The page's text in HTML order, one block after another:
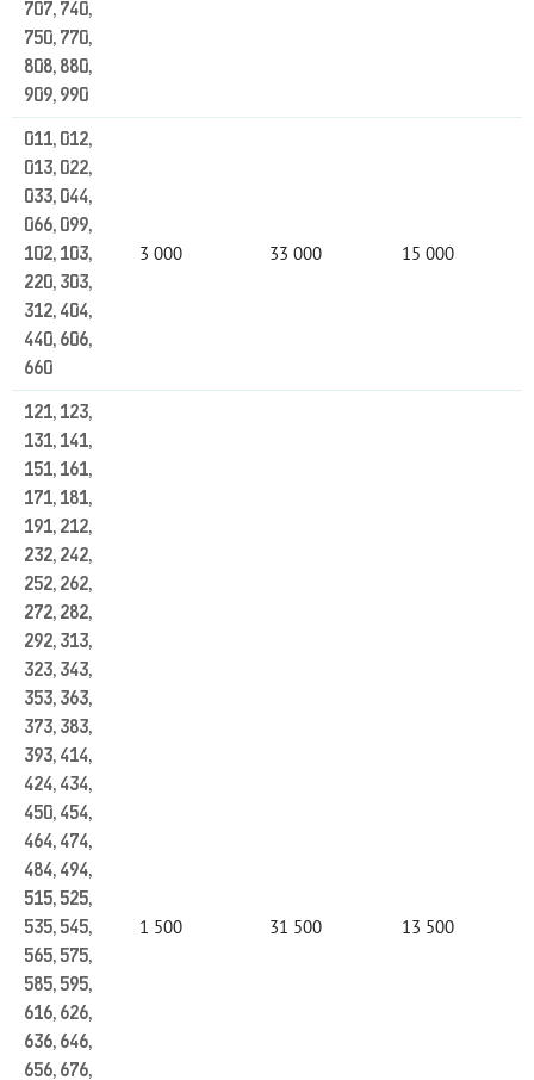
707, 740,
750, 770,
808, 880,
909, 990
011, 012,
013, 022,
033, 044,
066, 099,
102, 103,
220, 303,
312, 404,
440, 606,
660
3 000 33 000 15 000
121, 123,
131, 141,
151, 161,
171, 181,
191, 212,
232, 242,
252, 262,
272, 282,
292, 313,
323, 343,
353, 363,
373, 383,
393, 414,
424, 434,
450, 454,
464, 474,
484, 494,
515, 525,
535, 545,
565, 575,
585, 595,
616, 626,
636, 646,
656, 676,
1 500 31 500 13 500